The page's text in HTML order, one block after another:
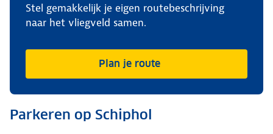
Stel gemakkelijk je eigen routebeschrijving
naar het vliegveld samen.
Plan je route
Parkeren op Schiphol